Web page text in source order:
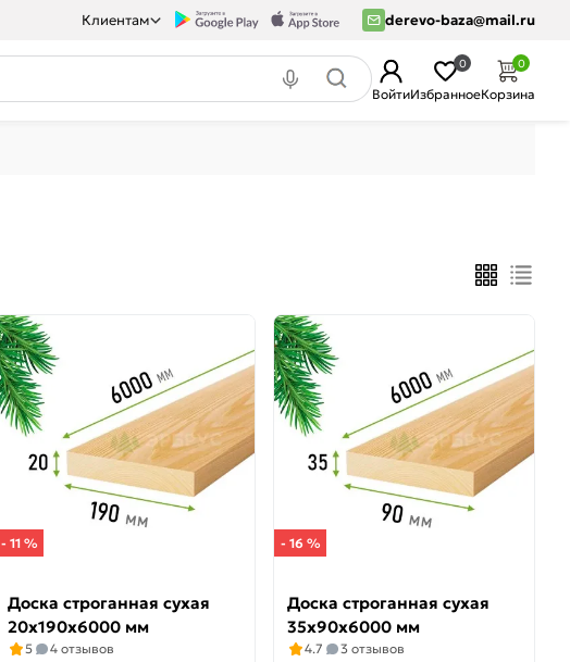
Клиентам derevo-baza@mail.ru
ВойтиИзбранное
0
Корзина
0
- 11 %
Доска строганная сухая
20х190х6000 мм
5 4 отзывов
- 16 %
Доска строганная сухая
35х90х6000 мм
4.7 3 отзывов